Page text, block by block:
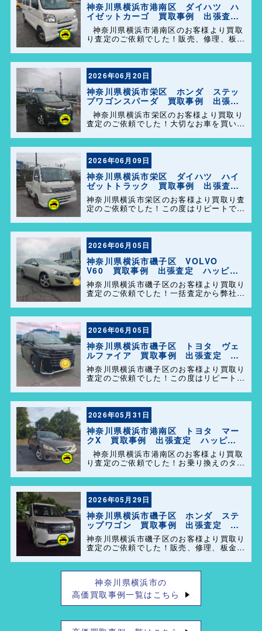
神奈川県横浜市港南区 ダイハツ ハ
イゼットカーゴ 買取事例 出張査
定 ハッピーカーズ港南店！
神奈川県横浜市港南区のお客様より買取
り査定のご依頼でした！販売、修理、板
の事で困った事があれば、気軽にご相談し
て下さい(^o^)／
2026年06月20日
神奈川県横浜市栄区 ホンダ ステッ
プワゴンスパーダ 買取事例 出張査
定 ハッピーカーズ港南店！
神奈川県横浜市栄区のお客様より買取り
査定のご依頼でした！大切なお車を買い取
も弊社の事をよろしくお願いします＼
(^o^)／
2026年06月09日
神奈川県横浜市栄区 ダイハツ ハイ
ゼットトラック 買取事例 出張査
定 ハッピーカーズ港南店！
神奈川県横浜市栄区のお客様より買取り査
定のご依頼でした！この度はリピートでの
のお車を迅速かつ丁寧に対応させていただ
きました。 今後ともよろしくお願いしま
す＼(^o^)／
2026年06月05日
神奈川県横浜市磯子区 VOLVO
V60 買取事例 出張査定 ハッピー
カーズ港南店！
神奈川県横浜市磯子区のお客様より買取り
査定のご依頼でした！一括査定から弊社を
(^o^)／ また、事務所に遊びに来てくださ
い。
2026年06月05日
神奈川県横浜市磯子区 トヨタ ヴェ
ルファイア 買取事例 出張査定 ハ
ッピーカーズ港南店！
神奈川県横浜市磯子区のお客様より買取り
査定のご依頼でした！この度はリピートで
様のお車を迅速かつ丁寧に対応させていた
だきました。 今後ともよろしくお願いし
ます＼(^o^)／
2026年05月31日
神奈川県横浜市港南区 トヨタ マー
クX 買取事例 出張査定 ハッピー
カーズ港南店！
神奈川県横浜市港南区のお客様より買取
り査定のご依頼でした！お乗り換えのタイ
い取らせて頂きありがとうございます。今
後とも弊社の事をよろしくお願いします＼
(^o^)／
2026年05月29日
神奈川県横浜市磯子区 ホンダ ステ
ップワゴン 買取事例 出張査定 ハ
ッピーカーズ港南店！
神奈川県横浜市磯子区のお客様より買取り
査定のご依頼でした！販売、修理、板金、
で困った事があれば、気軽にご相談して下
さい(^o^)／
神奈川県横浜市の
高価買取事例一覧はこちら